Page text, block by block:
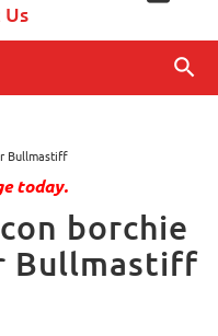
Bullmastiff
today.
borchie
Bullmastiff